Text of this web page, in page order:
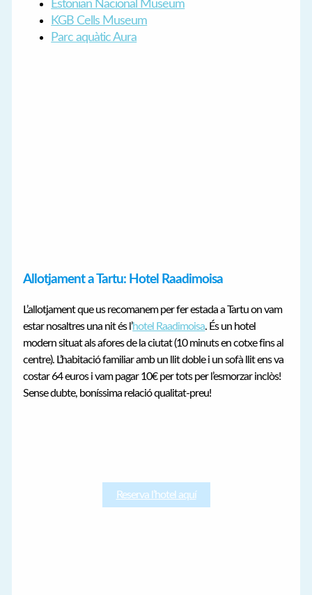
Estonian Nacional Museum
KGB Cells Museum
Parc aquàtic Aura
Allotjament a Tartu: Hotel Raadimoisa
L’allotjament que us recomanem per fer estada a Tartu on vam
estar nosaltres una nit és l’hotel Raadimoisa. És un hotel
modern situat als afores de la ciutat (10 minuts en cotxe fins al
centre). L’habitació familiar amb un llit doble i un sofà llit ens va
costar 64 euros i vam pagar 10€ per tots per l’esmorzar inclòs!
Sense dubte, boníssima relació qualitat-preu!
Reserva l’hotel aquí